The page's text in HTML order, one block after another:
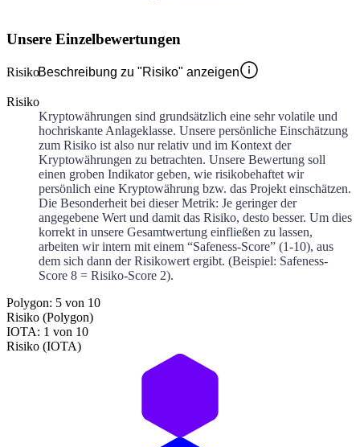
Unsere Einzelbewertungen
RisikoBeschreibung zu "Risiko" anzeigen
Risiko
Kryptowährungen sind grundsätzlich eine sehr volatile und
hochriskante Anlageklasse. Unsere persönliche Einschätzung
zum Risiko ist also nur relativ und im Kontext der
Kryptowährungen zu betrachten. Unsere Bewertung soll
einen groben Indikator geben, wie risikobehaftet wir
persönlich eine Kryptowährung bzw. das Projekt einschätzen.
Die Besonderheit bei dieser Metrik: Je geringer der
angegebene Wert und damit das Risiko, desto besser. Um dies
korrekt in unsere Gesamtwertung einfließen zu lassen,
arbeiten wir intern mit einem “Safeness-Score” (1-10), aus
dem sich dann der Risikowert ergibt. (Beispiel: Safeness-
Score 8 = Risiko-Score 2).
Polygon: 5 von 10
Risiko (Polygon)
IOTA: 1 von 10
Risiko (IOTA)